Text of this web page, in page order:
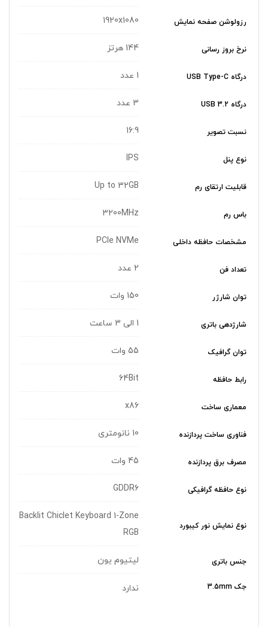
رزولوشن صفحه نمایش 1920x1080
نرخ بروز رسانی 144 هرتز
درگاه USB Type-C 1 عدد
درگاه USB 3.2 3 عدد
نسبت تصویر 16:9
نوع پنل IPS
قابلیت ارتقای رم Up to 32GB
باس رم 3200MHz
مشخصات حافظه داخلی PCIe NVMe
تعداد فن 2 عدد
توان شارژر 150 وات
شارژدهی باتری 1 الی 3 ساعت
توان گرافیک 55 وات
رابط حافظه 64Bit
معماری ساخت x86
فناوری ساخت پردازنده 10 نانومتری
مصرف برق پردازنده 45 وات
نوع حافظه گرافیکی GDDR6
نوع نمایش نور کیبورد
Backlit Chiclet Keyboard 1-Zone
RGB
جنس باتری لیتیوم یون
جک 3.5mm ندارد